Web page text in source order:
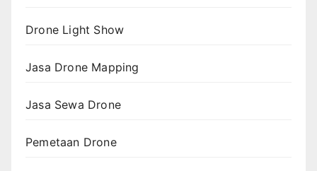
Drone Light Show
Jasa Drone Mapping
Jasa Sewa Drone
Pemetaan Drone